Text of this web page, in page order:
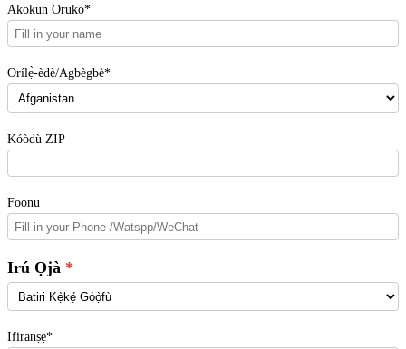
Akokun Oruko*
Orílẹ̀-èdè/Agbègbè*
Kóòdù ZIP
Foonu
Irú Ọjà
Ifiranṣẹ*